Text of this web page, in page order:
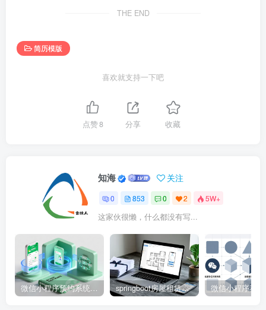
THE END
简历模版
喜欢就支持一下吧
点赞8 分享 收藏
知海 关注
0 853 0 2 5W+
这家伙很懒，什么都没有写...
微信小程序预约系统源码 – 知海论文 springboot房屋租赁系统源码 – 知海论文